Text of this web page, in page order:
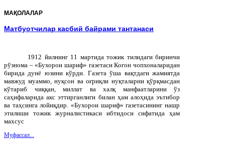
МАҚОЛАЛАР
Матбуотчилар касбий байрами тантанаси
1912 йилнинг 11 мартида тожик тилидаги биринчи
рўзнома – «Бухорои шариф» газетаси Когон чопхоналаридан
бирида дунё юзини кўрди. Газета ўша вақтдаги жамиятда
мавжуд муаммо, нуқсон ва оғриқли нуқталарни қўрқмасдан
кўтариб чиққан, миллат ва халқ манфаатларини ўз
саҳифаларида акс эттирганлиги билан ҳам алоҳида эътибор
ва таҳсинга лойиқдир. «Бухорои шариф» газетасининг нашр
этилиши тожик журналистикаси ибтидоси сифатида ҳам
махсус
Муфассал...